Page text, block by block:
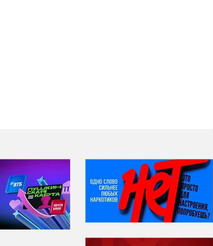
НИ ДНЯ БЕЗ ДАТЫ...
07 августа
Я встретил вас – и
всё былое...